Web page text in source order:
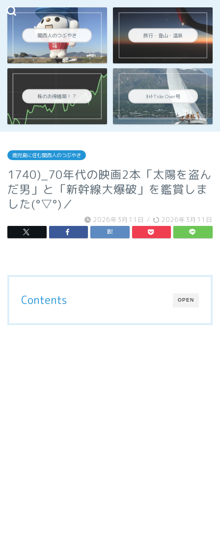
関西人のつぶやき 旅行・登山・温泉
株のお得情報！？ ﾖｯﾄTide Over号
鹿児島に住む関西人のつぶやき
1740)_70年代の映画2本「太陽を盗ん
だ男」と「新幹線大爆破」を鑑賞しま
した(°▽°)／
2026年3月11日 / 2026年3月11日
OPEN
Contents